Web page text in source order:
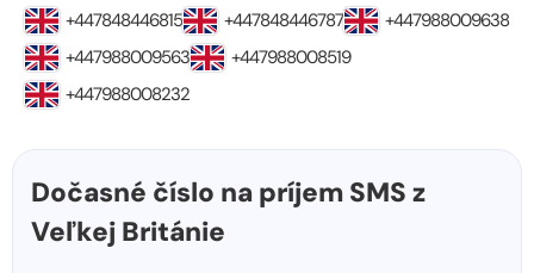
+447848446815
+447848446787
+447988009638
+447988009563
+447988008519
+447988008232
Dočasné číslo na príjem SMS z
Veľkej Británie